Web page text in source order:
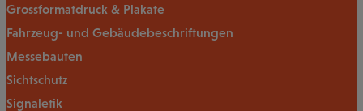
Grossformatdruck & Plakate
Fahrzeug- und Gebäudebeschriftungen
Messebauten
Sichtschutz
Signaletik